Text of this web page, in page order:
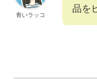
青いラッコ
品を